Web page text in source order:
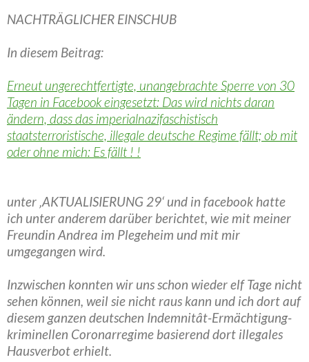
NACHTRÄGLICHER EINSCHUB
In diesem Beitrag:
Erneut ungerechtfertigte, unangebrachte Sperre von 30
Tagen in Facebook eingesetzt: Das wird nichts daran
ändern, dass das imperialnazifaschistisch
staatsterroristische, illegale deutsche Regime fällt; ob mit
oder ohne mich: Es fällt ! !
unter ‚AKTUALISIERUNG 29‘ und in facebook hatte
ich unter anderem darüber berichtet, wie mit meiner
Freundin Andrea im Plegeheim und mit mir
umgegangen wird.
Inzwischen konnten wir uns schon wieder elf Tage nicht
sehen können, weil sie nicht raus kann und ich dort auf
diesem ganzen deutschen Indemnitât-Ermächtigung-
kriminellen Coronarregime basierend dort illegales
Hausverbot erhielt.